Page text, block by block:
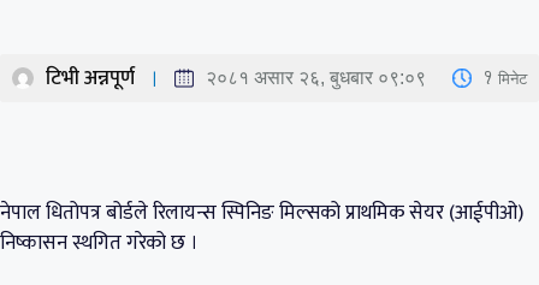
टिभी अन्नपूर्ण २०८१ असार २६, बुधबार ०९:०९ 1 मिनेट
नेपाल धितोपत्र बोर्डले रिलायन्स स्पिनिङ मिल्सको प्राथमिक सेयर (आईपीओ)
निष्कासन स्थगित गरेको छ ।